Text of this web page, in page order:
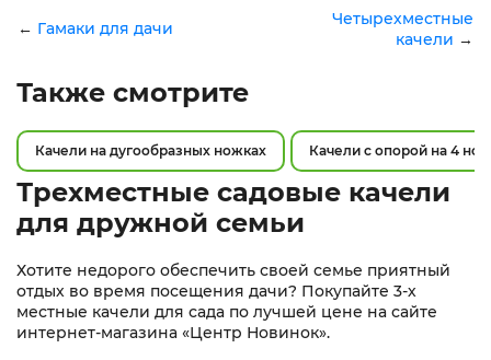
← Гамаки для дачи
Четырехместные
качели →
Также смотрите
Качели на дугообразных ножках Качели с опорой на 4
Трехместные садовые качели
для дружной семьи
Хотите недорого обеспечить своей семье приятный
отдых во время посещения дачи? Покупайте 3-х
местные качели для сада по лучшей цене на сайте
интернет-магазина «Центр Новинок».